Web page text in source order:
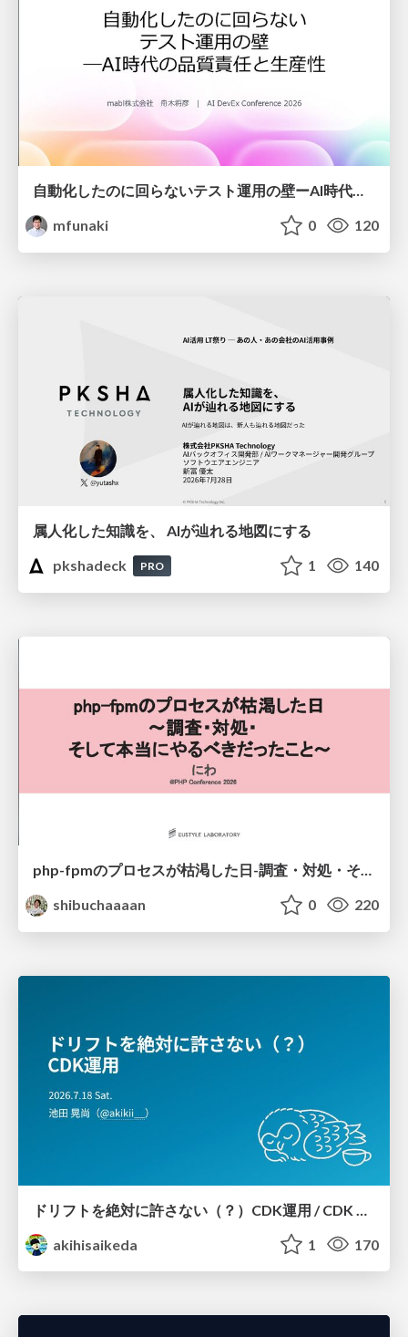
自動化したのに回らないテスト運用の壁ーAI時代の品質責任と生産性
mfunaki
0 120
属人化した知識を、 AIが辿れる地図にする
pkshadeck
PRO 1 140
php-fpmのプロセスが枯渇した日-調査・対処・そして本当にやるべきだったこと-
shibuchaaaan
0 220
akihisaikeda
1 170